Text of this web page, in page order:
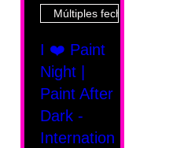
Múltiples fechas
I ❤️ Paint
Night |
Paint After
Dark -
Internation